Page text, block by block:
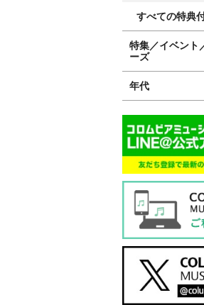
すべての特典
特集／イベント
ーズ
年代